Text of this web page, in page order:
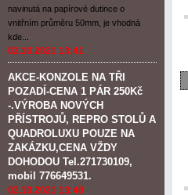
navinutá na papírové dutince o
vnitřním průměru 50mm, je vhodná
kde...
02.10.2021 13:41
AKCE-KONZOLE NA TŘI
POZADÍ-CENA 1 PÁR 250Kč
-.VÝROBA NOVÝCH
PŘÍSTROJŮ, REPRO STOLŮ A
QUADROLUXU POUZE NA
ZAKÁZKU,CENA VŽDY
DOHODOU Tel.271730109,
mobil 776649531.
02.10.2021 13:40